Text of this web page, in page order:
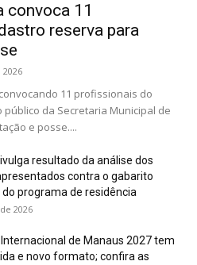
convoca 11
reserva para
11 profissionais do
da Secretaria Municipal de
e posse....
resultado da análise dos
contra o gabarito
programa de residência
2026
de Manaus 2027 tem
e novo formato; confira as